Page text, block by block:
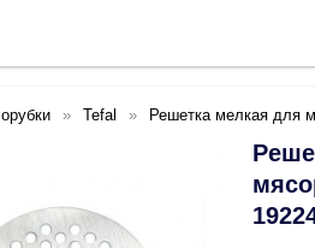
Tefal Решетка мелкая для